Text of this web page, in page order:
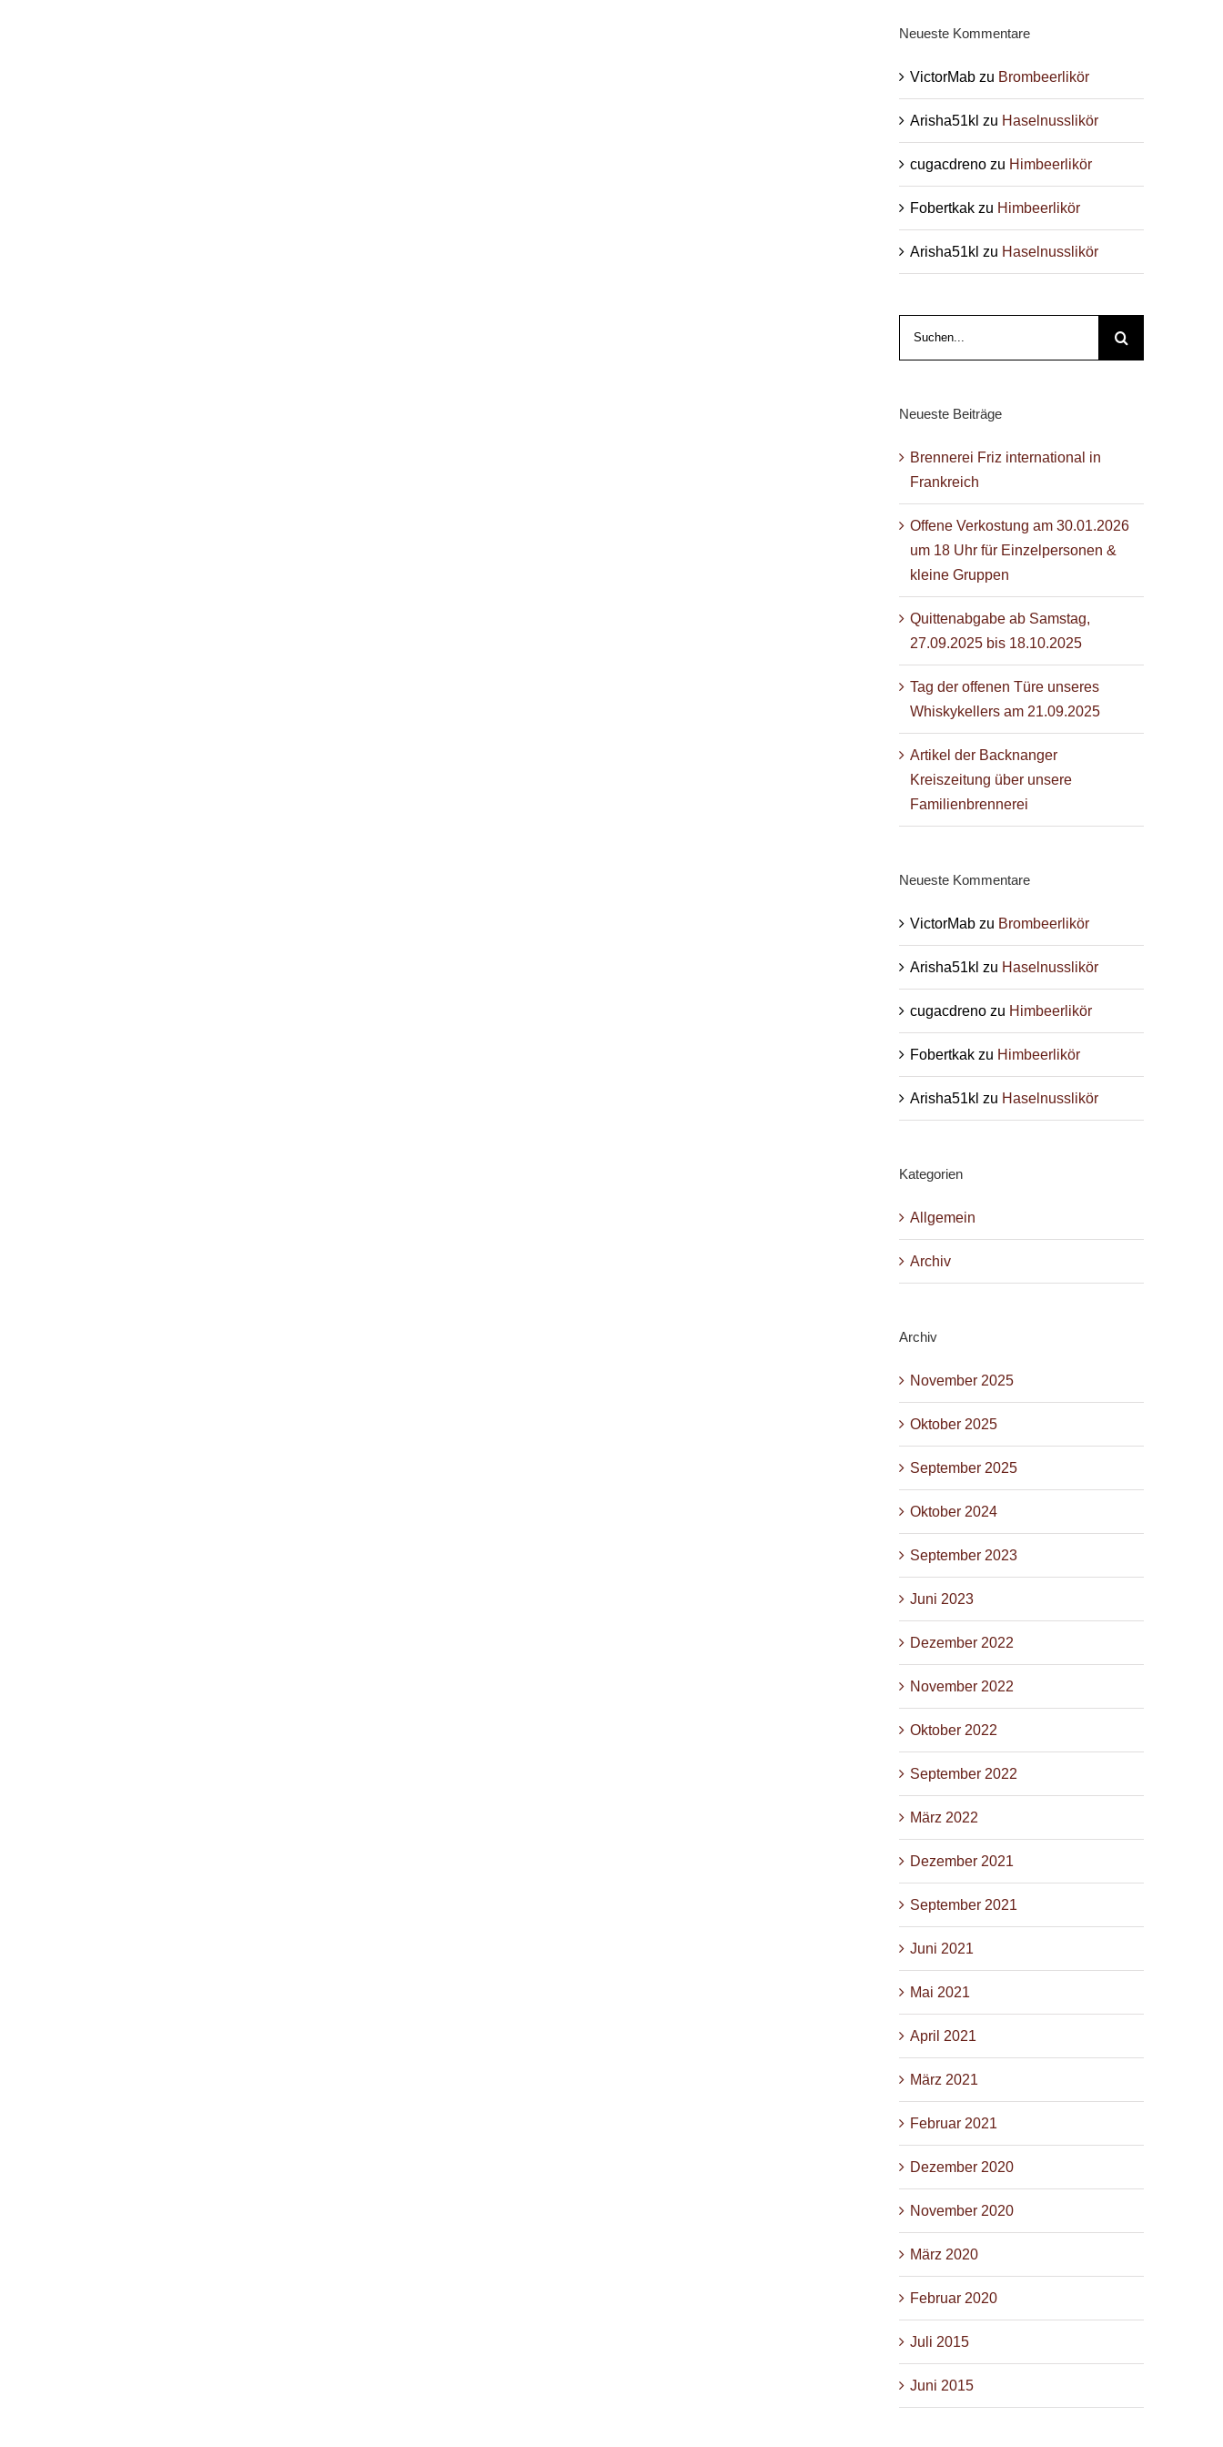
Neueste Kommentare
VictorMabzu Brombeerlikör
Arisha51kl zu Haselnusslikör
cugacdrenozu Himbeerlikör
Fobertkakzu Himbeerlikör
Arisha51kl zu Haselnusslikör
Neueste Beiträge
Brennerei Friz international in
Frankreich
Offene Verkostung am 30.01.2026
um 18 Uhr für Einzelpersonen &
kleine Gruppen
Quittenabgabe ab Samstag,
27.09.2025 bis 18.10.2025
Tag der offenen Türe unseres
Whiskykellers am 21.09.2025
Artikel der Backnanger
Kreiszeitung über unsere
Familienbrennerei
Neueste Kommentare
VictorMabzu Brombeerlikör
Arisha51kl zu Haselnusslikör
cugacdrenozu Himbeerlikör
Fobertkakzu Himbeerlikör
Arisha51kl zu Haselnusslikör
Kategorien
Allgemein
Archiv
Archiv
November 2025
Oktober 2025
September 2025
Oktober 2024
September 2023
Juni 2023
Dezember 2022
November 2022
Oktober 2022
September 2022
März 2022
Dezember 2021
September 2021
Juni 2021
Mai 2021
April 2021
März 2021
Februar 2021
Dezember 2020
November 2020
März 2020
Februar 2020
Juli 2015
Juni 2015